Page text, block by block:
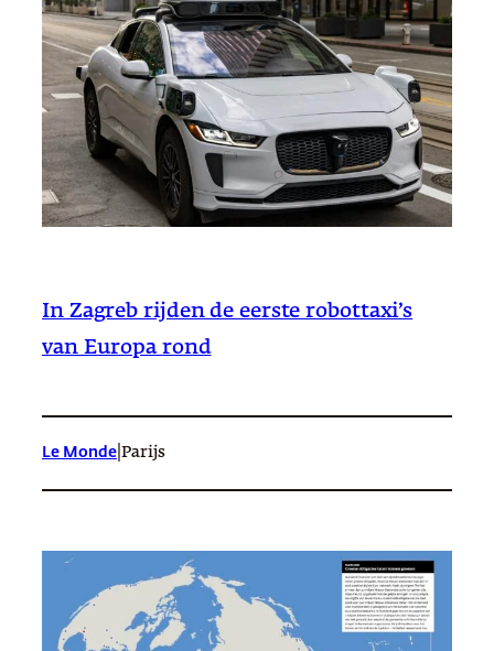
In Zagreb rijden de eerste robottaxi’s
van Europa rond
Le Monde Parijs